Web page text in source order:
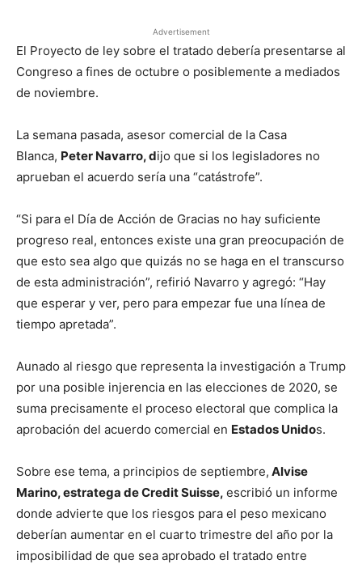
Advertisement
El Proyecto de ley sobre el tratado debería presentarse al
Congreso a fines de octubre o posiblemente a mediados
de noviembre.
La semana pasada, asesor comercial de la Casa
Blanca, Peter Navarro, dijo que si los legisladores no
aprueban el acuerdo sería una “catástrofe”.
“Si para el Día de Acción de Gracias no hay suficiente
progreso real, entonces existe una gran preocupación de
que esto sea algo que quizás no se haga en el transcurso
de esta administración”, refirió Navarro y agregó: “Hay
que esperar y ver, pero para empezar fue una línea de
tiempo apretada”.
Aunado al riesgo que representa la investigación a Trump
por una posible injerencia en las elecciones de 2020, se
suma precisamente el proceso electoral que complica la
aprobación del acuerdo comercial en Estados Unidos.
Sobre ese tema, a principios de septiembre, Alvise
Marino, estratega de Credit Suisse, escribió un informe
donde advierte que los riesgos para el peso mexicano
deberían aumentar en el cuarto trimestre del año por la
imposibilidad de que sea aprobado el tratado entre